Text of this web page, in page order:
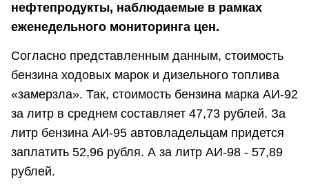
нефтепродукты, наблюдаемые в рамках
еженедельного мониторинга цен.
Согласно представленным данным, стоимость
бензина ходовых марок и дизельного топлива
«замерзла». Так, стоимость бензина марка АИ-92
за литр в среднем составляет 47,73 рублей. За
литр бензина АИ-95 автовладельцам придется
заплатить 52,96 рубля. А за литр АИ-98 - 57,89
рублей.